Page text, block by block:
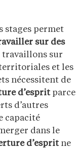
stages permet
sur des
travaillons sur
et les
nécessitent de
d’esprit parce
d’autres
capacité
dans le
d’espritne